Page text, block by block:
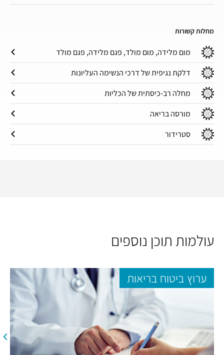
מחלות קשורות
מום מלידה, מום מולד, פגם מלידה, פגם מולד
דלקת נגיפית של דרכי הנשימה העליונות
מחלה רב-כיסתית של הכליות
מורסה בריאה
סטרידור
עולמות תוכן נוספים
ערוץ ביטוח בריאות